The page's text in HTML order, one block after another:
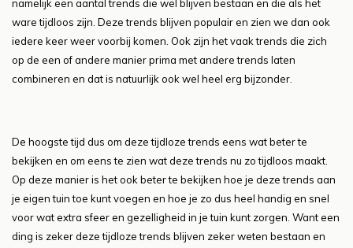
namelijk een aantal trends die wel blijven bestaan en die als het
ware tijdloos zijn. Deze trends blijven populair en zien we dan ook
iedere keer weer voorbij komen. Ook zijn het vaak trends die zich
op de een of andere manier prima met andere trends laten
combineren en dat is natuurlijk ook wel heel erg bijzonder.
De hoogste tijd dus om deze tijdloze trends eens wat beter te
bekijken en om eens te zien wat deze trends nu zo tijdloos maakt.
Op deze manier is het ook beter te bekijken hoe je deze trends aan
je eigen tuin toe kunt voegen en hoe je zo dus heel handig en snel
voor wat extra sfeer en gezelligheid in je tuin kunt zorgen. Want een
ding is zeker deze tijdloze trends blijven zeker weten bestaan en